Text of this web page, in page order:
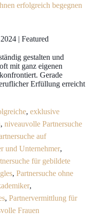
erfolgreich begegnen
| Featured
gestalten und
mit ganz eigenen
Gerade
Erfüllung erreicht
, exklusive
, niveauvolle Partnersuche
auf
und Unternehmer,
für gebildete
, Partnersuche ohne
,
, Partnervermittlung für
Frauen